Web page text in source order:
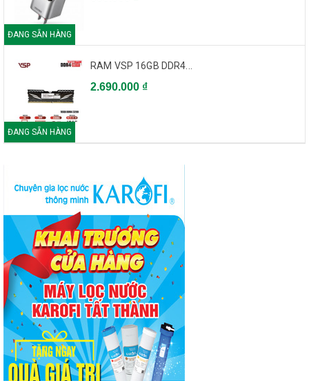
ĐANG SẴN HÀNG
ĐANG SẴN HÀNG
RAM VSP 16GB DDR4...
2.690.000 ₫